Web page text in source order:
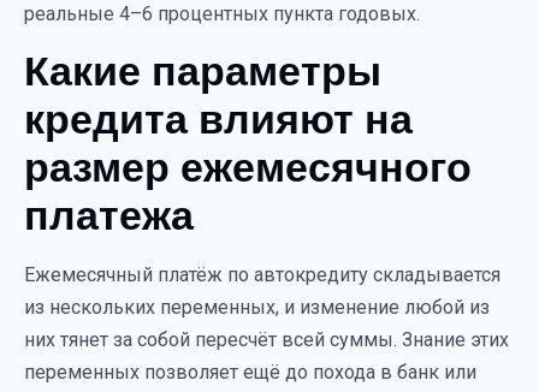
реальные 4–6 процентных пункта годовых.
Какие параметры
кредита влияют на
размер ежемесячного
платежа
Ежемесячный платёж по автокредиту складывается
из нескольких переменных, и изменение любой из
них тянет за собой пересчёт всей суммы. Знание этих
переменных позволяет ещё до похода в банк или